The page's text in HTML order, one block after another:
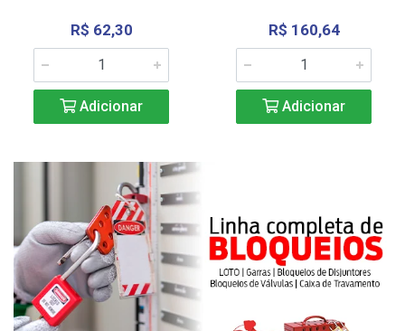
R$ 62,30
Adicionar
R$ 160,64
Adicionar